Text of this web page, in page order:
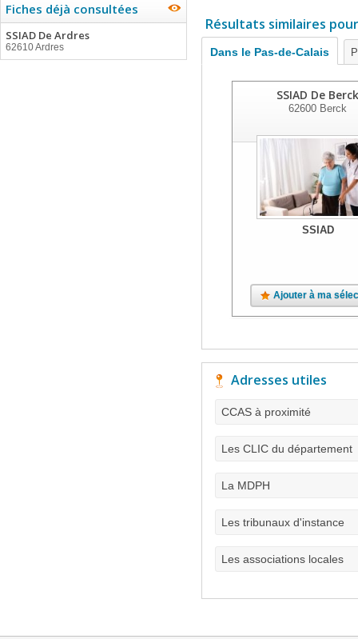
Fiches déjà consultées
SSIAD De Ardres
62610 Ardres
Résultats similaires
Dans le Pas-de-Calais
SSIAD De Berck
62600 Berck
SSIAD
Ajouter à ma
Adresses utiles
CCAS à proximité
Les CLIC du département
La MDPH
Les tribunaux d'instance
Les associations locales